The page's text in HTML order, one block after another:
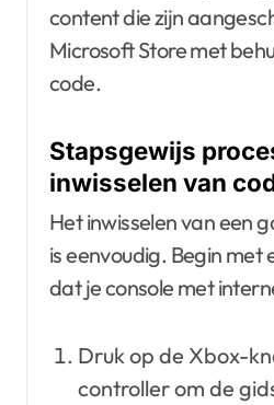
content die zijn
Microsoft Store met
code.
Stapsgewijs
inwisselen van
Het inwisselen van een
is eenvoudig. Begin met
dat je console met
Druk op de Xbox-
controller om de